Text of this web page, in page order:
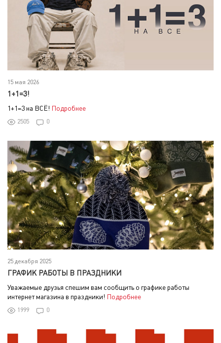
15 мая 2026
1+1=3!
1+1=3 на ВСЁ! Подробнее
2505 0
25 декабря 2025
ГРАФИК РАБОТЫ В ПРАЗДНИКИ
Уважаемые друзья спешим вам сообщить о графике работы
интернет магазина в праздники! Подробнее
1999 0